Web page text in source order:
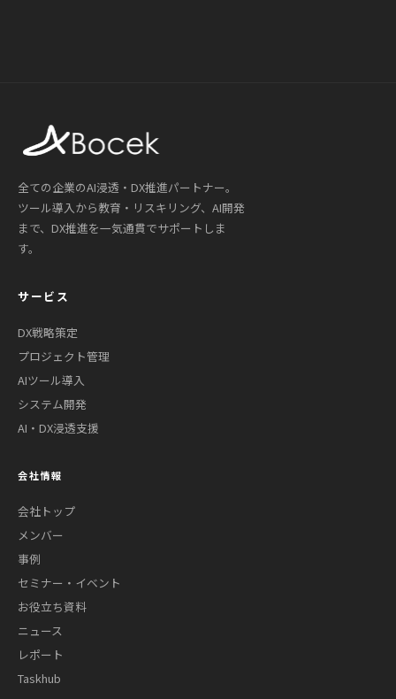
全ての企業のAI浸透・DX推進パートナー。
ツール導入から教育・リスキリング、AI開発
まで、DX推進を一気通貫でサポートしま
す。
サービス
DX戦略策定
プロジェクト管理
AIツール導入
システム開発
AI・DX浸透支援
会社情報
会社トップ
メンバー
事例
セミナー・イベント
お役立ち資料
ニュース
レポート
Taskhub